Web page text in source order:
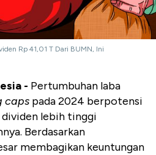
Rp 41,01 T Dari BUMN, Ini
- Pertumbuhan laba
caps pada 2024 berpotensi
lebih tinggi
Berdasarkan
membagikan keuntungan